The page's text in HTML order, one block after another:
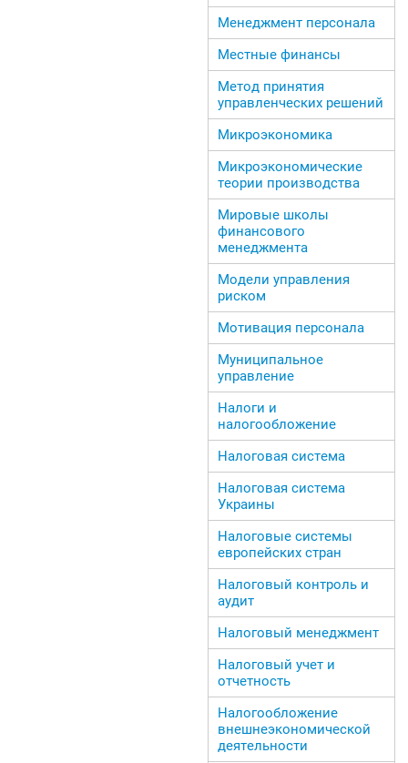
Менеджмент персонала
Местные финансы
Метод принятия
управленческих решений
Микроэкономика
Микроэкономические
теории производства
Мировые школы
финансового
менеджмента
Модели управления
риском
Мотивация персонала
Муниципальное
управление
Налоги и
налогообложение
Налоговая система
Налоговая система
Украины
Налоговые системы
европейских стран
Налоговый контроль и
аудит
Налоговый менеджмент
Налоговый учет и
отчетность
Налогообложение
внешнеэкономической
деятельности